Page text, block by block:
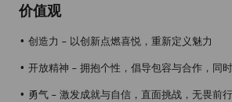
价值观
• 创造力 – 以创新点燃喜悦，重新定义魅力
• 开放精神 – 拥抱个性，倡导包容与合作，同
• 勇气 – 激发成就与自信，直面挑战，无畏前行